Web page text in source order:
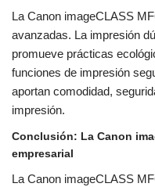
La Canon imageCLASS
avanzadas. La impresión
promueve prácticas
funciones de impresión
aportan comodidad,
impresión.
Conclusión: La Canon
empresarial
La Canon imageCLASS